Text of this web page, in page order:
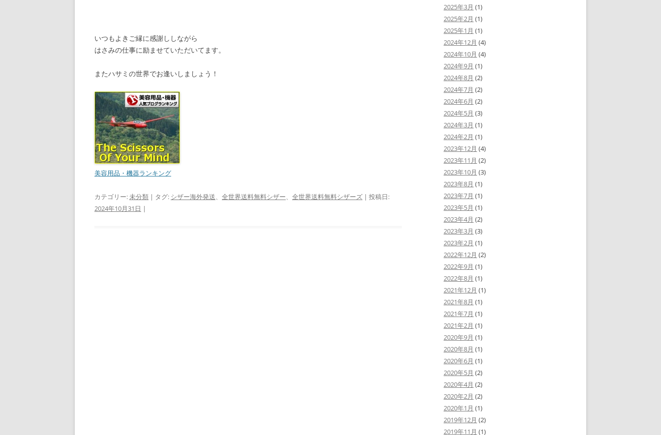
いつもよきご縁に感謝ししながら
はさみの仕事に励ませていただいてます。
またハサミの世界でお逢いしましょう！
美容用品・機器ランキング
カテゴリー:未分類 | タグ: シザー海外発送、 全世界送料無料シザー、 全世界送料無料シザーズ | 投稿日:
2024年10月31日 |
2025年3月 (1)
2025年2月 (1)
2025年1月 (1)
2024年12月 (4)
2024年10月 (4)
2024年9月 (1)
2024年8月 (2)
2024年7月 (2)
2024年6月 (2)
2024年5月 (3)
2024年3月 (1)
2024年2月 (1)
2023年12月 (4)
2023年11月 (2)
2023年10月 (3)
2023年8月 (1)
2023年7月 (1)
2023年5月 (1)
2023年4月 (2)
2023年3月 (3)
2023年2月 (1)
2022年12月 (2)
2022年9月 (1)
2022年8月 (1)
2021年12月 (1)
2021年8月 (1)
2021年7月 (1)
2021年2月 (1)
2020年9月 (1)
2020年8月 (1)
2020年6月 (1)
2020年5月 (2)
2020年4月 (2)
2020年2月 (2)
2020年1月 (1)
2019年12月 (2)
2019年11月 (1)